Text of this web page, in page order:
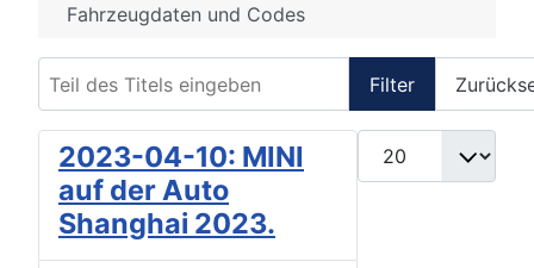
Fahrzeugdaten und Codes
Filter
Anzeige #
2023-04-10: MINI
auf der Auto
Shanghai 2023.